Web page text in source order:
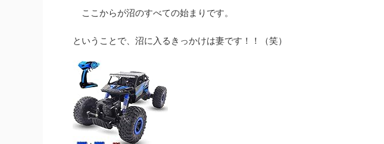
ここからが沼のすべての始まりです。
ということで、沼に入るきっかけは妻です！！（笑）